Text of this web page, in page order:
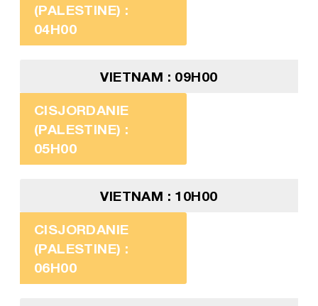
(PALESTINE) :
04H00
VIETNAM : 09H00
CISJORDANIE
(PALESTINE) :
05H00
VIETNAM : 10H00
CISJORDANIE
(PALESTINE) :
06H00